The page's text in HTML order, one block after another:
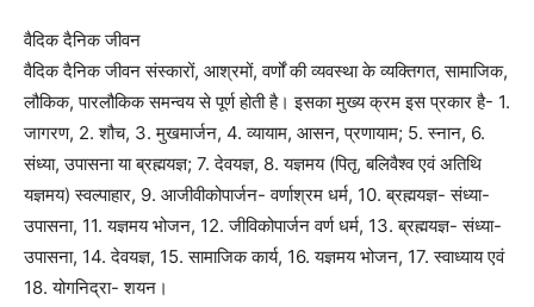
वैदिक दैनिक जीवन
वैदिक दैनिक जीवन संस्कारों, आश्रमों, वर्णों की व्यवस्था के व्यक्तिगत, सामाजिक,
लौकिक, पारलौकिक समन्वय से पूर्ण होती है। इसका मुख्य क्रम इस प्रकार है- 1.
जागरण, 2. शौच, 3. मुखमार्जन, 4. व्यायाम, आसन, प्रणायाम; 5. स्नान, 6.
संध्या, उपासना या ब्रह्मयज्ञ; 7. देवयज्ञ, 8. यज्ञमय (पितृ, बलिवैश्व एवं अतिथि
यज्ञमय) स्वल्पाहार, 9. आजीवीकोपार्जन- वर्णाश्रम धर्म, 10. ब्रह्मयज्ञ- संध्या-
उपासना, 11. यज्ञमय भोजन, 12. जीविकोपार्जन वर्ण धर्म, 13. ब्रह्मयज्ञ- संध्या-
उपासना, 14. देवयज्ञ, 15. सामाजिक कार्य, 16. यज्ञमय भोजन, 17. स्वाध्याय एवं
18. योगनिद्रा- शयन।